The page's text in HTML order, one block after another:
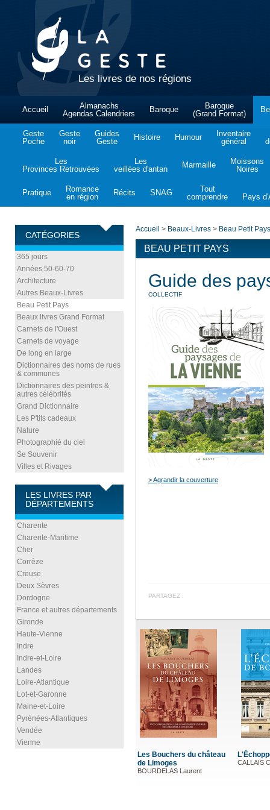
Les livres de nos régions
Accueil
Almanachs
Agendas Calendriers
Baroque
Baroque
(Grand Format)
Geste
Poche
Geste
noir
Guides
Geste
Histoire Humour
Inventaire
général
Les
Provinces Retrouvées
Les
veillées d'antan
Marmaille
Moissons
Noires
Pratique
Romance
en région
Récits SNAG
Tout
comprendre
Pays
CATÉGORIES
365 jours
Années 50-60-70
Architecture
Autres Beaux-Livres
Beau Petit Pays
Beaux livres Grand Format
Carnets de l'Ouest
Carnets de voyage
De long en large
Dictionnaires des noms de rues
& communes
Dictionnaires des peintres &
autres célébrités
Grand Dictionnaire
Les P'tits cadeaux
Nature
Photographié du ciel
Se Souvenir
Villes et Rivages
LES LIVRES PAR
DÉPARTEMENTS
Charente
Charente-Maritime
Cher
Corrèze
Creuse
Deux Sèvres
Dordogne
France et autres départements
Gironde
Haute-Vienne
Indre
Indre-et-Loire
Landes
Loire-Atlantique
Lot-et-Garonne
Maine-et-Loire
Pyrénées-Atlantiques
Vendée
Vienne
Accueil > Beaux-Livres > Beau Petit Pays
BEAU PETIT PAYS
Guide des
COLLECTIF
> Agrandir la couverture
PARTAGEZ :
Les Bouchers du château
de Limoges
BOURDELAS Laurent
CALLAIS